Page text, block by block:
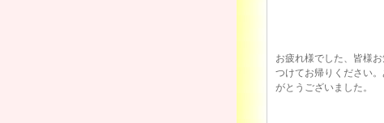
お疲れ様でした、皆様お
つけてお帰りください。
がとうございました。